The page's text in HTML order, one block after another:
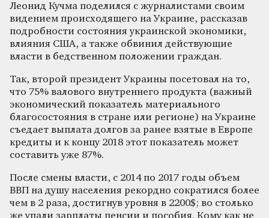
Леонид Кучма поделился с журналистами своим
видением происходящего на Украине, рассказав
подробности состояния украинской экономики,
влияния США, а также обвинил действующие
власти в бедственном положении граждан.
Так, второй президент Украины посетовал на то,
что 75% валового внутреннего продукта (важный
экономический показатель материального
благосостояния в стране или регионе) на Украине
съедает выплата долгов за ранее взятые в Европе
кредиты и к концу 2018 этот показатель может
составить уже 87%.
После смены власти, с 2014 по 2017 годы объем
ВВП на душу населения рекордно сократился более
чем в 2 раза, достигнув уровня в 2200$; во столько
же упали зарплаты пенсии и пособия. Кому как не